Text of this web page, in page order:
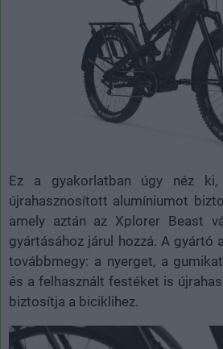
Ez a gyakorlatban úgy néz
újrahasznosított alumíniumot
amely aztán az Xplorer Beast
gyártásához járul hozzá. A gyártó
továbbmegy: a nyerget, a
és a felhasznált festéket is
biztosítja a biciklihez.